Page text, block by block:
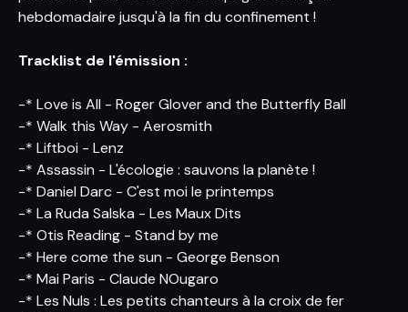
hebdomadaire jusqu'à la fin du confinement !
Tracklist de l'émission :
-* Love is All - Roger Glover and the Butterfly Ball
-* Walk this Way - Aerosmith
-* Liftboi - Lenz
-* Assassin - L'écologie : sauvons la planète !
-* Daniel Darc - C'est moi le printemps
-* La Ruda Salska - Les Maux Dits
-* Otis Reading - Stand by me
-* Here come the sun - George Benson
-* Mai Paris - Claude NOugaro
-* Les Nuls : Les petits chanteurs à la croix de fer